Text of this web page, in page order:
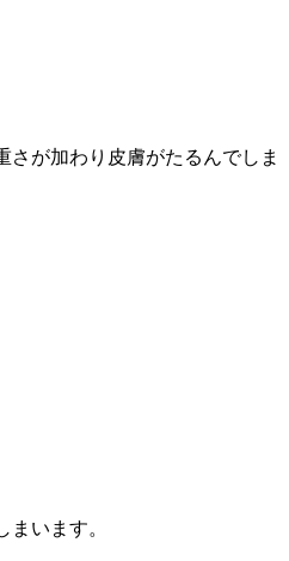
が加わり皮膚がたるんでしま
います。